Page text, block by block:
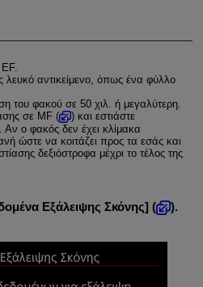
λευκό αντικείμενο, όπως ένα φύλλο
του φακού σε 50 χιλ. ή μεγαλύτερη.
σε MF (
) και εστιάστε
Αν ο φακός δεν έχει κλίμακα
ώστε να κοιτάζει προς τα εσάς και
δεξιόστροφα μέχρι το τέλος της
Εξάλειψης Σκόνης] (
).